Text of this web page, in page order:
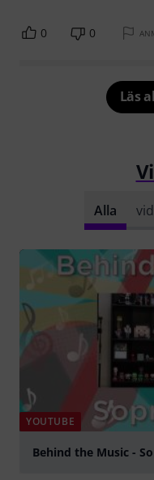
0 0
Läs
Alla
YOUTUBE
Behind the Music -